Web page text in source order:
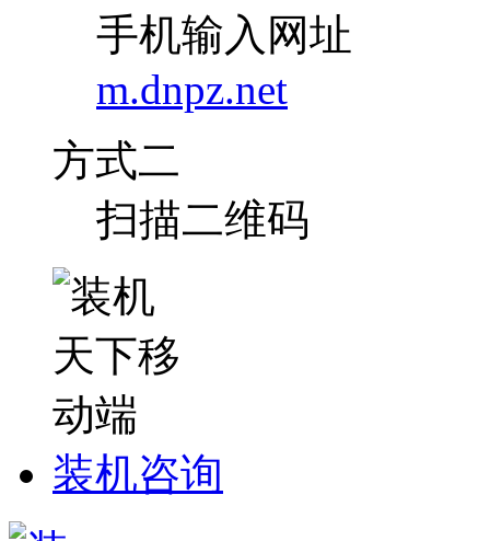
手机输入网址
m.dnpz.net
方式二
扫描二维码
装机咨询